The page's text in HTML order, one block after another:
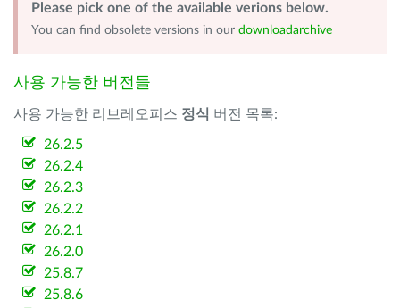
Please pick one of the available verions below.
You can find obsolete versions in our downloadarchive
사용 가능한 버전들
사용 가능한 리브레오피스 정식 버전 목록:
26.2.5
26.2.4
26.2.3
26.2.2
26.2.1
26.2.0
25.8.7
25.8.6